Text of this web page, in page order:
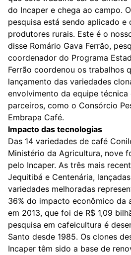
do Incaper e chega ao campo.
pesquisa está sendo aplicado
produtores rurais. Este é o
disse Romário Gava Ferrão,
coordenador do Programa
Ferrão coordenou os trabalhos
lançamento das variedades
envolvimento da equipe
parceiros, como o Consórcio
Embrapa Café.
Impacto das tecnologias
Das 14 variedades de café
Ministério da Agricultura, nove
pelo Incaper. As três mais
Jequitibá e Centenária,
variedades melhoradas
36% do impacto econômico da
em 2013, que foi de R$ 1,09
pesquisa em cafeicultura é
Santo desde 1985. Os clones
Incaper têm sido a base de